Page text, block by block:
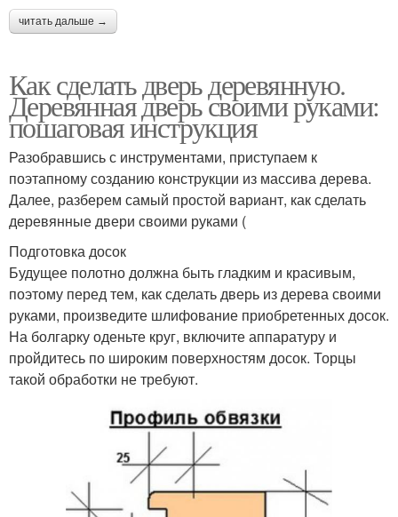
читать дальше →
Как сделать дверь деревянную.
Деревянная дверь своими руками:
пошаговая инструкция
Разобравшись с инструментами, приступаем к
поэтапному созданию конструкции из массива дерева.
Далее, разберем самый простой вариант, как сделать
деревянные двери своими руками (
Подготовка досок
Будущее полотно должна быть гладким и красивым,
поэтому перед тем, как сделать дверь из дерева своими
руками, произведите шлифование приобретенных досок.
На болгарку оденьте круг, включите аппаратуру и
пройдитесь по широким поверхностям досок. Торцы
такой обработки не требуют.